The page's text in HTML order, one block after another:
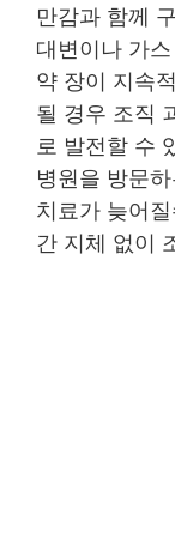
만감과 함께
대변이나 가
약 장이 지속
될 경우 조직
로 발전할 수
병원을 방문
치료가 늦어
간 지체 없이